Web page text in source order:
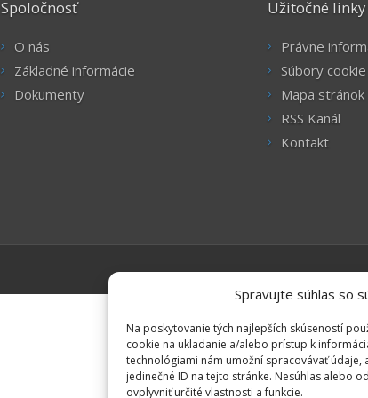
Spravujte súhlas so
Na poskytovanie tých najlepších skúseností
cookie na ukladanie a/alebo prístup k
technológiami nám umožní spracovávať
jedinečné ID na tejto stránke. Nesúhlas alebo
ovplyvniť určité vlastnosti a funkcie.
Spoločnosť
O nás
Základné informácie
Dokumenty
Užitočné linky
Právne
Súbory cookie
Mapa stránok
RSS Kanál
Kontakt